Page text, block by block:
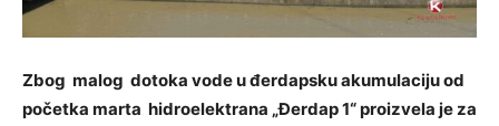
Zbog malog dotoka vode u đerdapsku akumulaciju od
početka marta hidroelektrana „Đerdap 1“ proizvela je za